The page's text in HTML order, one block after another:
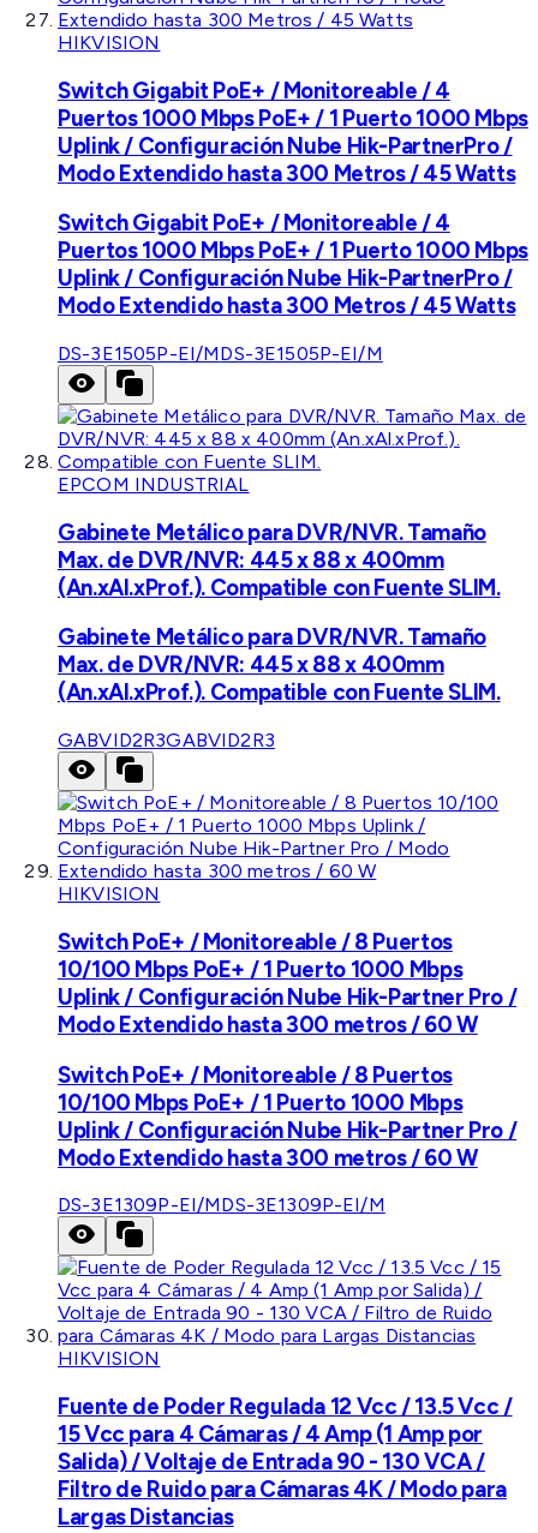
HIKVISION
Switch Gigabit PoE+ / Monitoreable / 4
Puertos 1000 Mbps PoE+ / 1 Puerto 1000 Mbps
Uplink / Configuración Nube Hik-PartnerPro /
Modo Extendido hasta 300 Metros / 45 Watts
Switch Gigabit PoE+ / Monitoreable / 4
Puertos 1000 Mbps PoE+ / 1 Puerto 1000 Mbps
Uplink / Configuración Nube Hik-PartnerPro /
Modo Extendido hasta 300 Metros / 45 Watts
DS-3E1505P-EI/MDS-3E1505P-EI/M
EPCOM INDUSTRIAL
Gabinete Metálico para DVR/NVR. Tamaño
Max. de DVR/NVR: 445 x 88 x 400mm
(An.xAl.xProf.). Compatible con Fuente SLIM.
Gabinete Metálico para DVR/NVR. Tamaño
Max. de DVR/NVR: 445 x 88 x 400mm
(An.xAl.xProf.). Compatible con Fuente SLIM.
GABVID2R3GABVID2R3
HIKVISION
Switch PoE+ / Monitoreable / 8 Puertos
10/100 Mbps PoE+ / 1 Puerto 1000 Mbps
Uplink / Configuración Nube Hik-Partner Pro /
Modo Extendido hasta 300 metros / 60 W
Switch PoE+ / Monitoreable / 8 Puertos
10/100 Mbps PoE+ / 1 Puerto 1000 Mbps
Uplink / Configuración Nube Hik-Partner Pro /
Modo Extendido hasta 300 metros / 60 W
DS-3E1309P-EI/MDS-3E1309P-EI/M
HIKVISION
Fuente de Poder Regulada 12 Vcc / 13.5 Vcc /
15 Vcc para 4 Cámaras / 4 Amp (1 Amp por
Salida) / Voltaje de Entrada 90 - 130 VCA /
Filtro de Ruido para Cámaras 4K / Modo para
Largas Distancias